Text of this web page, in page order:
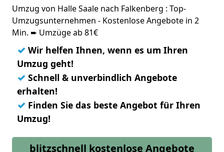
Umzug von Halle Saale nach Falkenberg : Top-
Umzugsunternehmen - Kostenlose Angebote in 2
Min. ➨ Umzüge ab 81€
✓ Wir helfen Ihnen, wenn es um Ihren
Umzug geht!
✓ Schnell & unverbindlich Angebote
erhalten!
✓ Finden Sie das beste Angebot für Ihren
Umzug!
blitzschnell kostenlose Angebote